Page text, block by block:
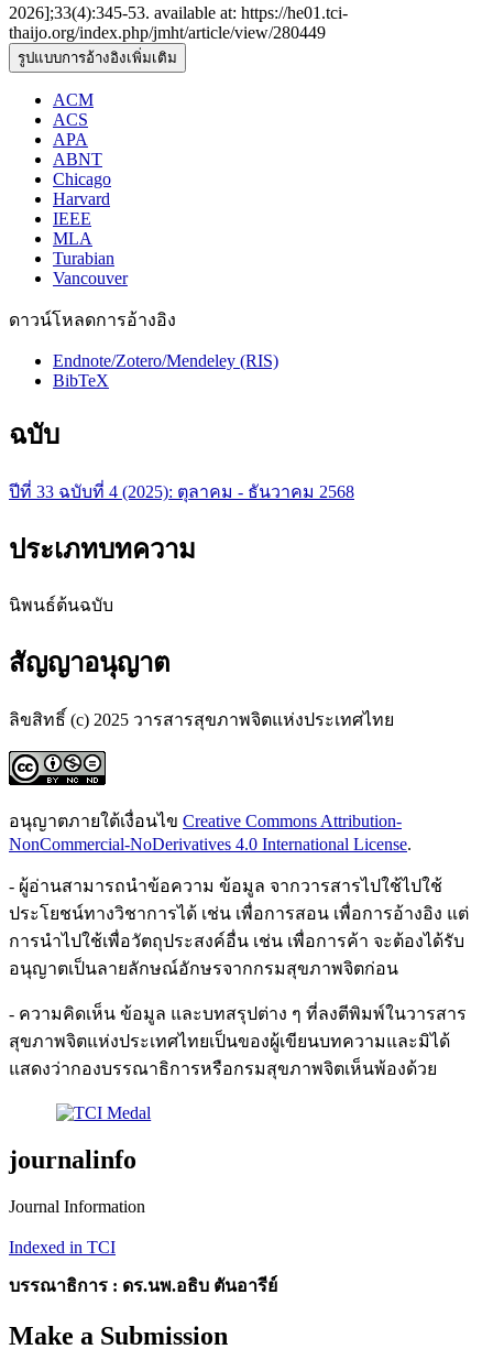
2026];33(4):345-53. available at: https://he01.tci-
thaijo.org/index.php/jmht/article/view/280449
รูปแบบการอ้างอิงเพิ่มเติม
ACM
ACS
APA
ABNT
Chicago
Harvard
IEEE
MLA
Turabian
Vancouver
ดาวน์โหลดการอ้างอิง
Endnote/Zotero/Mendeley (RIS)
BibTeX
ฉบับ
ปีที่ 33 ฉบับที่ 4 (2025): ตุลาคม - ธันวาคม 2568
ประเภทบทความ
นิพนธ์ต้นฉบับ
สัญญาอนุญาต
ลิขสิทธิ์ (c) 2025 วารสารสุขภาพจิตแห่งประเทศไทย
อนุญาตภายใต้เงื่อนไข Creative Commons Attribution-
NonCommercial-NoDerivatives 4.0 International License.
- ผู้อ่านสามารถนำข้อความ ข้อมูล จากวารสารไปใช้ไปใช้
ประโยชน์ทางวิชาการได้ เช่น เพื่อการสอน เพื่อการอ้างอิง แต่
การนำไปใช้เพื่อวัตถุประสงค์อื่น เช่น เพื่อการค้า จะต้องได้รับ
อนุญาตเป็นลายลักษณ์อักษรจากกรมสุขภาพจิตก่อน
- ความคิดเห็น ข้อมูล และบทสรุปต่าง ๆ ที่ลงตีพิมพ์ในวารสาร
สุขภาพจิตแห่งประเทศไทยเป็นของผู้เขียนบทความและมิได้
แสดงว่ากองบรรณาธิการหรือกรมสุขภาพจิตเห็นพ้องด้วย
journalinfo
Journal Information
Indexed in TCI
บรรณาธิการ : ดร.นพ.อธิบ ตันอารีย์
Make a Submission